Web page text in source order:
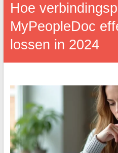
Hoe
MyPeopleDoc
lossen in 2024